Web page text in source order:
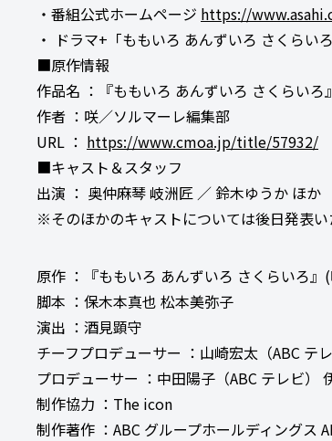
・番組公式ホームページ https://
・ ドラマ+「ももいろ あんずいろ さくら
■原作情報
作品名 ：『ももいろ あんずいろ さくらいろ』
作者 ：咲／ソルマーレ編集部
URL ： https://www.cmoa.jp/title/57932/
■キャスト＆スタッフ
出演 ： 奥仲麻琴 岐洲匠 ／ 鈴木ゆうか ほか
※そのほかのキャストについては後日発表い
原作 ：『ももいろ あんずいろ さくらいろ
脚本 ：保木本真也 松本美弥子
演出 ：酒見顕守
チーフプロデューサー ：山崎宏太（ABC テレ
プロデューサー ：中田陽子（ABC テレビ）
制作協力 ：The icon
制作著作 ：ABC グループホールディングス